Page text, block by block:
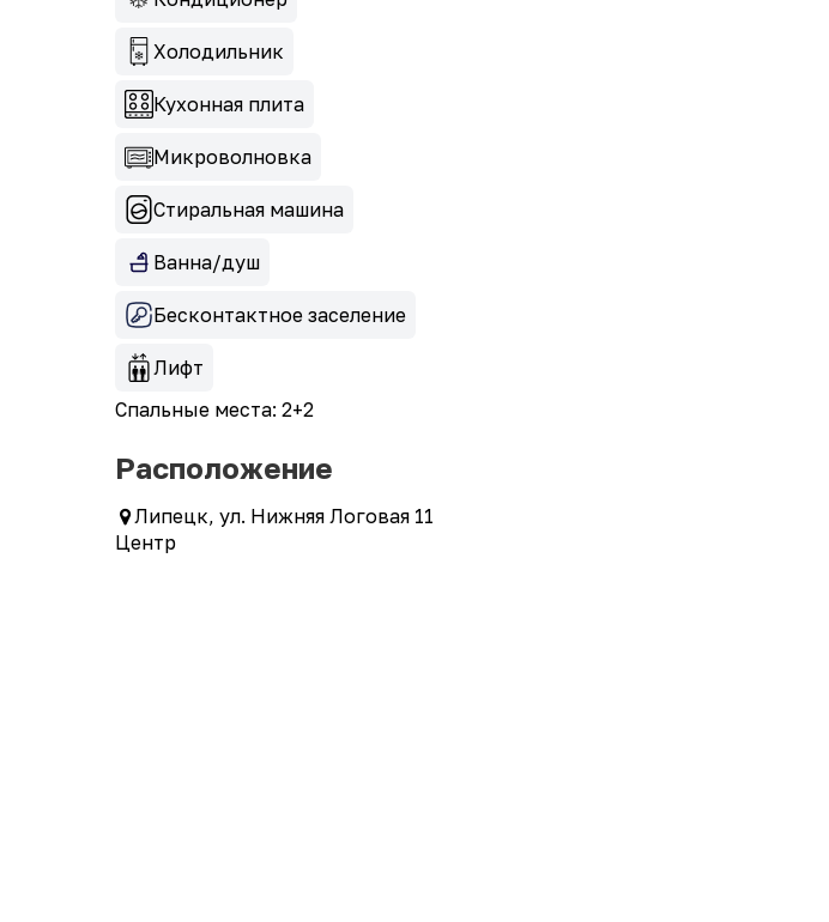
Холодильник
Кухонная плита
Микроволновка
Стиральная машина
Ванна/душ
Бесконтактное заселение
Лифт
Спальные места: 2+2
Расположение
Липецк, ул. Нижняя Логовая 11
Центр